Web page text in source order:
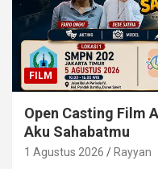
FILM
Open Casting Film
Aku Sahabatmu
1 Agustus 2026 Rayyan